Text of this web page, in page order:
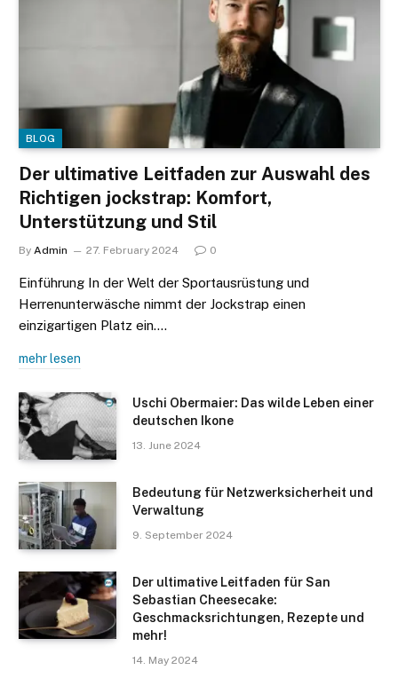
BLOG
Der ultimative Leitfaden zur Auswahl des
Richtigen jockstrap: Komfort,
Unterstützung und Stil
By Admin 27. February 2024 0
Einführung In der Welt der Sportausrüstung und
Herrenunterwäsche nimmt der Jockstrap einen
einzigartigen Platz ein.…
mehr lesen
Uschi Obermaier: Das wilde Leben einer
deutschen Ikone
13. June 2024
Bedeutung für Netzwerksicherheit und
Verwaltung
9. September 2024
Der ultimative Leitfaden für San
Sebastian Cheesecake:
Geschmacksrichtungen, Rezepte und
mehr!
14. May 2024